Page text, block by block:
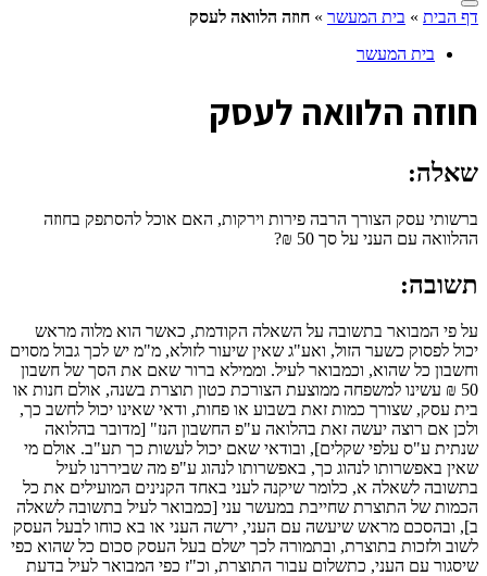
דף הבית » בית המעשר » חוזה הלוואה לעסק
בית המעשר
חוזה הלוואה לעסק
שאלה:
ברשותי עסק הצורך הרבה פירות וירקות, האם אוכל להסתפק בחוזה
ההלוואה עם העני על סך 50 ₪?
תשובה:
על פי המבואר בתשובה על השאלה הקודמת, כאשר הוא מלוה מראש
יכול לפסוק כשער הזול, ואע"ג שאין שיעור לזולא, מ"מ יש לכך גבול מסוים
וחשבון כל שהוא, וכמבואר לעיל. וממילא ברור שאם את הסך של חשבון
50 ₪ עשינו למשפחה ממוצעת הצורכת כטון תוצרת בשנה, אולם חנות או
בית עסק, שצורך כמות זאת בשבוע או פחות, ודאי שאינו יכול לחשב כך,
ולכן אם רוצה יעשה זאת בהלואה ע"פ החשבון הנז" [מדובר בהלואה
שנתית ע"ס עלפי שקלים], ובודאי שאם יכול לעשות כך תע"ב. אולם מי
שאין באפשרותו לנהוג כך, באפשרותו לנהוג ע"פ מה שביררנו לעיל
בתשובה לשאלה א, כלומר שיקנה לעני באחד הקנינים המועילים את כל
הכמות של התוצרת שחייבת במעשר עני [כמבואר לעיל בתשובה לשאלה
ב], ובהסכם מראש שיעשה עם העני, ירשה העני או בא כוחו לבעל העסק
לשוב ולזכות בתוצרת, ובתמורה לכך ישלם בעל העסק סכום כל שהוא כפי
שיסגור עם העני, כתשלום עבור התוצרת, וכ"ז כפי המבואר לעיל בדעת